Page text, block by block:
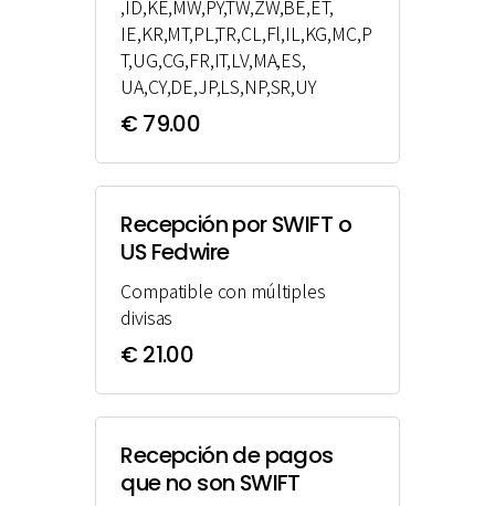
,ID,KE,MW,PY,TW,ZW,BE,ET,
IE,KR,MT,PL,TR,CL,Fl,IL,KG,MC,P
T,UG,CG,FR,IT,LV,MA,ES,
UA,CY,DE,JP,LS,NP,SR,UY
€ 79.00
Recepción por SWIFT o
US Fedwire
Compatible con múltiples
divisas
€ 21.00
Recepción de pagos
que no son SWIFT